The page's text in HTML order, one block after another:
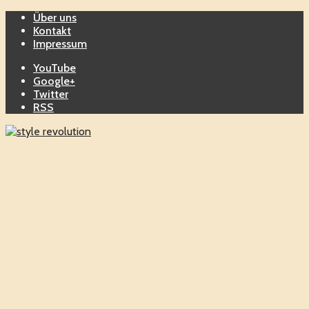
Über uns
Kontakt
Impressum
YouTube
Google+
Twitter
RSS